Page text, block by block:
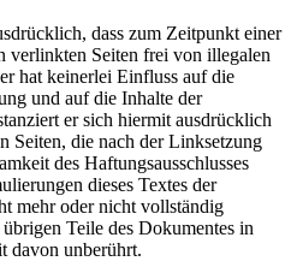
dass zum Zeitpunkt einer
verlinkten Seiten frei von illegalen
hat keinerlei Einfluss auf die
und auf die Inhalte der
er sich hiermit ausdrücklich
Seiten, die nach der Linksetzung
des Haftungsausschlusses
dieses Textes der
mehr oder nicht vollständig
Teile des Dokumentes in
davon unberührt.